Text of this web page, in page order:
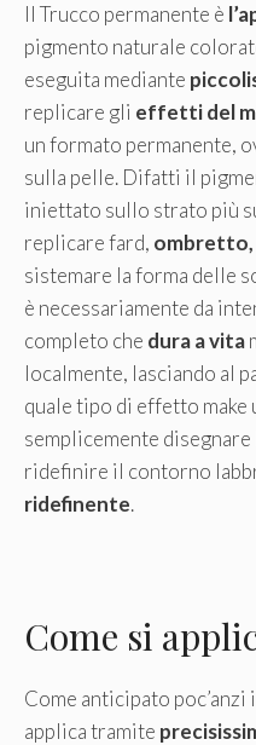
Il Trucco permanente è
pigmento naturale
eseguita mediante
replicare gli effetti del
un formato permanente,
sulla pelle. Difatti il
iniettato sullo strato più
replicare fard,
sistemare la forma delle
è necessariamente da
completo che dura a vita
localmente, lasciando al
quale tipo di effetto make
semplicemente
ridefinire il contorno
ridefinente.
Come si
Come anticipato poc’anzi
applica tramite